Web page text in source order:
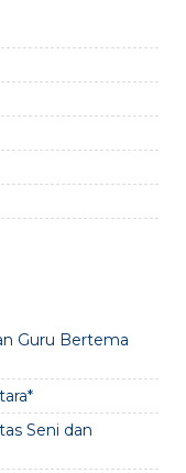
Guru Bertema
Seni dan